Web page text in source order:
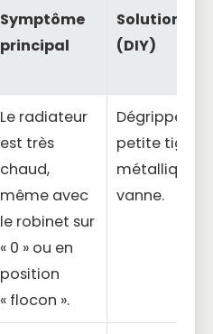
Symptôme
principal
Solution
(DIY)
Le radiateur
est très
chaud,
même avec
le robinet sur
« 0 » ou en
position
« flocon ».
Dégripper la
petite tige
métallique
vanne.